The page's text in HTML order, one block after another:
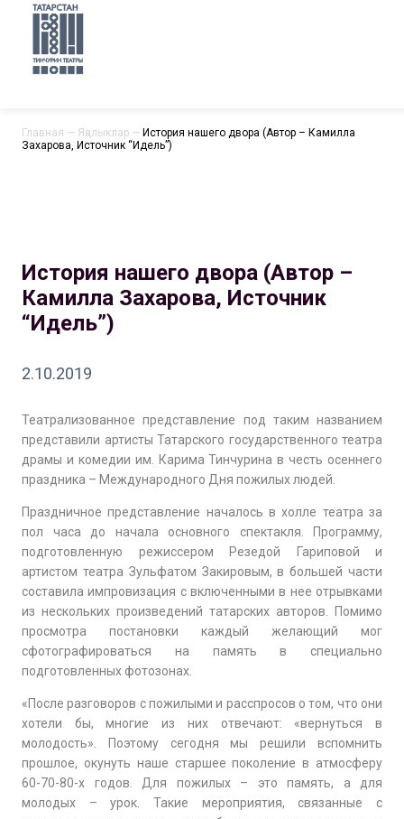
Главная — Яңалыклар — История нашего двора (Автор – Камилла
Захарова, Источник “Идель”)
История нашего двора (Автор –
Камилла Захарова, Источник
“Идель”)
2.10.2019
Театрализованное представление под таким названием
представили артисты Татарского государственного театра
драмы и комедии им. Карима Тинчурина в честь осеннего
праздника – Международного Дня пожилых людей.
Праздничное представление началось в холле театра за
пол часа до начала основного спектакля. Программу,
подготовленную режиссером Резедой Гариповой и
артистом театра Зульфатом Закировым, в большей части
составила импровизация с включенными в нее отрывками
из нескольких произведений татарских авторов. Помимо
просмотра постановки каждый желающий мог
сфотографироваться на память в специально
подготовленных фотозонах.
«После разговоров с пожилыми и расспросов о том, что они
хотели бы, многие из них отвечают: «вернуться в
молодость». Поэтому сегодня мы решили вспомнить
прошлое, окунуть наше старшее поколение в атмосферу
60-70-80-х годов. Для пожилых – это память, а для
молодых – урок. Такие мероприятия, связанные с